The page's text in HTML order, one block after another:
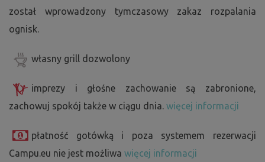
został wprowadzony tymczasowy zakaz rozpalania
ognisk.
własny grill dozwolony
imprezy i głośne zachowanie są zabronione,
zachowuj spokój także w ciągu dnia. więcej informacji
płatność gotówką i poza systemem rezerwacji
Campu.eu nie jest możliwa więcej informacji